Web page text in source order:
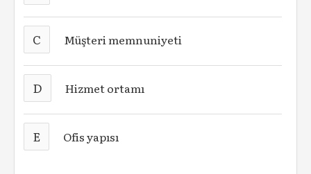
C Müşteri memnuniyeti
D Hizmet ortamı
E Ofis yapısı